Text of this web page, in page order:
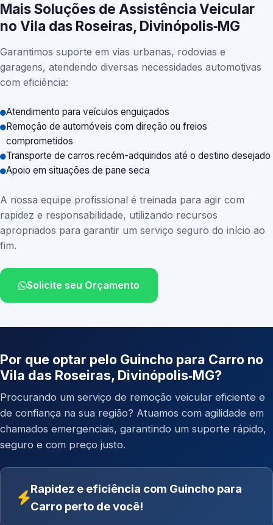
Mais Soluções de Assistência Veicular
no Vila das Roseiras, Divinópolis‑MG
Garantimos suporte em vias urbanas, rodovias e
garagens, atendendo diversas necessidades automotivas
com eficiência:
Atendimento para veículos enguiçados
Remoção de automóveis com direção ou freios
comprometidos
Transporte de carros recém-adquiridos até o destino desejado
Apoio em situações de pane seca
A nossa equipe profissional é treinada para agir com
rapidez e responsabilidade, utilizando recursos
apropriados para garantir um serviço seguro do início ao
fim.
Solicite seu Orçamento
Por que optar pelo Guincho para Carro no
Vila das Roseiras, Divinópolis‑MG?
Procurando um serviço de remoção veicular eficiente e
de confiança na sua região? Atuamos com agilidade em
chamados emergenciais, garantindo um suporte rápido,
seguro e com preço justo.
Rapidez e eficiência com Guincho para
Carro perto de você!